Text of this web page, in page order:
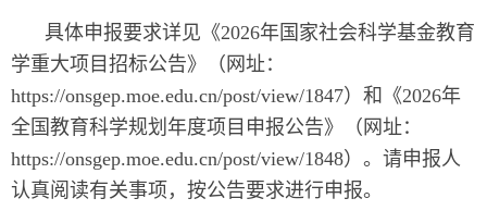
具体申报要求详见《2026年国家社会科学基金教育
学重大项目招标公告》（网址：
https://onsgep.moe.edu.cn/post/view/1847）和《2026年
全国教育科学规划年度项目申报公告》（网址：
https://onsgep.moe.edu.cn/post/view/1848）。请申报人
认真阅读有关事项，按公告要求进行申报。